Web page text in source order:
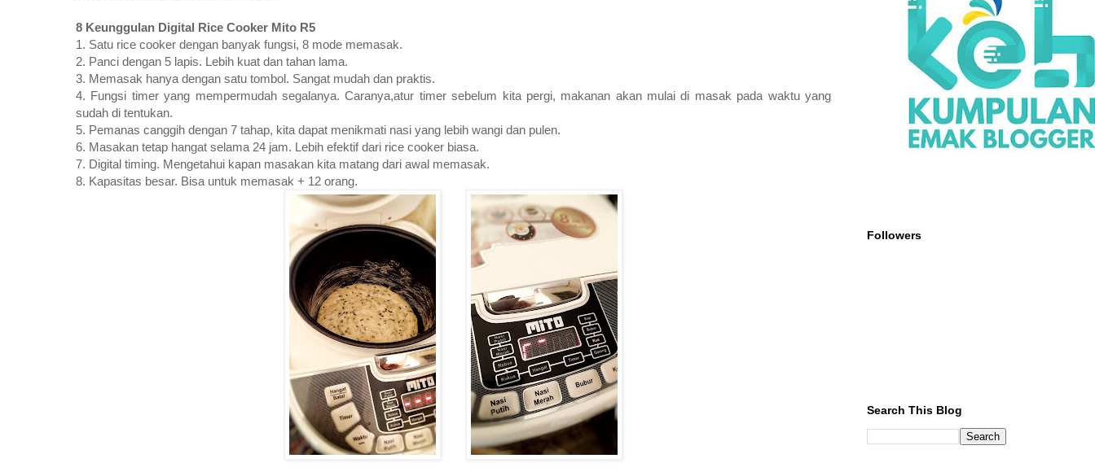
8 Keunggulan Digital Rice Cooker Mito R5
1. Satu rice cooker dengan banyak fungsi, 8 mode memasak.
2. Panci dengan 5 lapis. Lebih kuat dan tahan lama.
3. Memasak hanya dengan satu tombol. Sangat mudah dan praktis.
4. Fungsi timer yang mempermudah segalanya. Caranya,atur timer sebelum kita pergi, makanan akan mulai di masak pada waktu yang
sudah di tentukan.
5. Pemanas canggih dengan 7 tahap, kita dapat menikmati nasi yang lebih wangi dan pulen.
6. Masakan tetap hangat selama 24 jam. Lebih efektif dari rice cooker biasa.
7. Digital timing. Mengetahui kapan masakan kita matang dari awal memasak.
8. Kapasitas besar. Bisa untuk memasak + 12 orang.
Followers
Search This Blog